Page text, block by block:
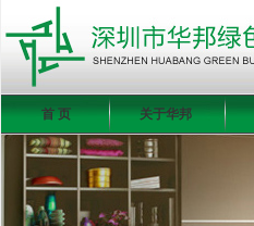
首 页 关于华邦